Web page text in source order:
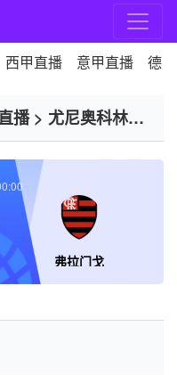
西甲直播 意甲直播 德
播> 尤尼奥科林蒂
弗拉门戈